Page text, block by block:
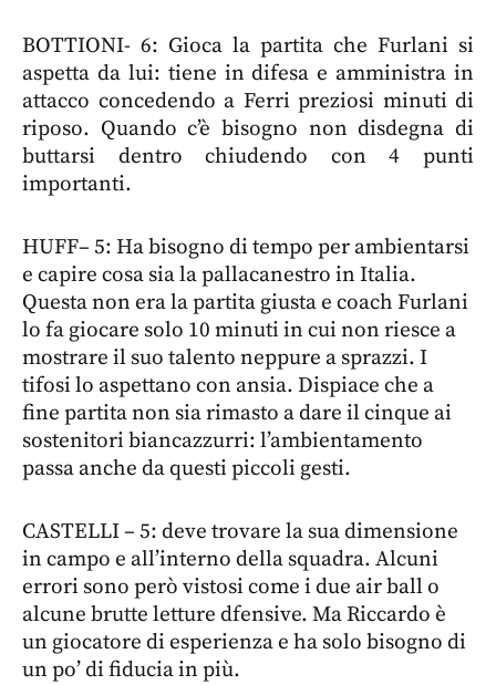
BOTTIONI- 6: Gioca la partita che Furlani si
aspetta da lui: tiene in difesa e amministra in
attacco concedendo a Ferri preziosi minuti di
riposo. Quando c’è bisogno non disdegna di
buttarsi dentro chiudendo con 4 punti
importanti.
HUFF– 5: Ha bisogno di tempo per ambientarsi
e capire cosa sia la pallacanestro in Italia.
Questa non era la partita giusta e coach Furlani
lo fa giocare solo 10 minuti in cui non riesce a
mostrare il suo talento neppure a sprazzi. I
tifosi lo aspettano con ansia. Dispiace che a
fine partita non sia rimasto a dare il cinque ai
sostenitori biancazzurri: l’ambientamento
passa anche da questi piccoli gesti.
CASTELLI – 5: deve trovare la sua dimensione
in campo e all’interno della squadra. Alcuni
errori sono però vistosi come i due air ball o
alcune brutte letture dfensive. Ma Riccardo è
un giocatore di esperienza e ha solo bisogno di
un po’ di fiducia in più.